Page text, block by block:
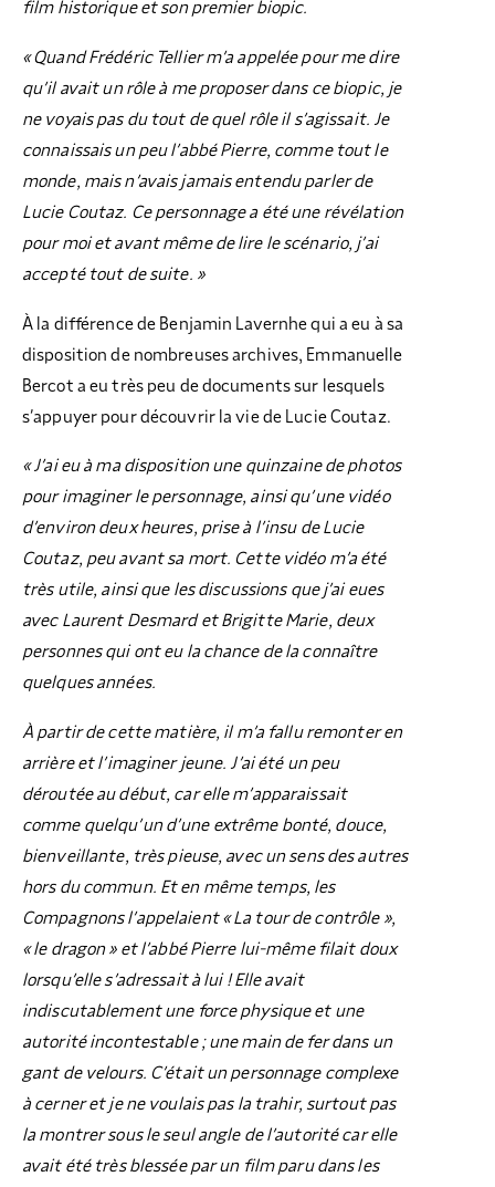
film historique et son premier biopic.
« Quand Frédéric Tellier m’a appelée pour me dire
qu’il avait un rôle à me proposer dans ce biopic, je
ne voyais pas du tout de quel rôle il s’agissait. Je
connaissais un peu l’abbé Pierre, comme tout le
monde, mais n’avais jamais entendu parler de
Lucie Coutaz. Ce personnage a été une révélation
pour moi et avant même de lire le scénario, j’ai
accepté tout de suite. »
À la différence de Benjamin Lavernhe qui a eu à sa
disposition de nombreuses archives, Emmanuelle
Bercot a eu très peu de documents sur lesquels
s’appuyer pour découvrir la vie de Lucie Coutaz.
« J’ai eu à ma disposition une quinzaine de photos
pour imaginer le personnage, ainsi qu’une vidéo
d’environ deux heures, prise à l’insu de Lucie
Coutaz, peu avant sa mort. Cette vidéo m’a été
très utile, ainsi que les discussions que j’ai eues
avec Laurent Desmard et Brigitte Marie, deux
personnes qui ont eu la chance de la connaître
quelques années.
À partir de cette matière, il m’a fallu remonter en
arrière et l’imaginer jeune. J’ai été un peu
déroutée au début, car elle m’apparaissait
comme quelqu’un d’une extrême bonté, douce,
bienveillante, très pieuse, avec un sens des autres
hors du commun. Et en même temps, les
Compagnons l’appelaient « La tour de contrôle »,
« le dragon » et l’abbé Pierre lui-même filait doux
lorsqu’elle s’adressait à lui ! Elle avait
indiscutablement une force physique et une
autorité incontestable ; une main de fer dans un
gant de velours. C’était un personnage complexe
à cerner et je ne voulais pas la trahir, surtout pas
la montrer sous le seul angle de l’autorité car elle
avait été très blessée par un film paru dans les